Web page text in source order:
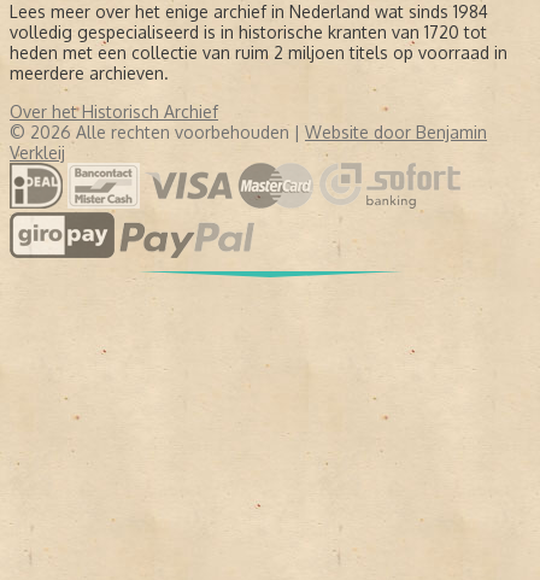
Lees meer over het enige archief in Nederland wat sinds 1984
volledig gespecialiseerd is in historische kranten van 1720 tot
heden met een collectie van ruim 2 miljoen titels op voorraad in
meerdere archieven.
Over het Historisch Archief
© 2026 Alle rechten voorbehouden | Website door Benjamin
Verkleij